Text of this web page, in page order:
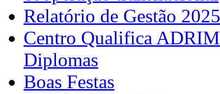
Relatório de Gestão 2025
Centro Qualifica
Diplomas
Boas Festas